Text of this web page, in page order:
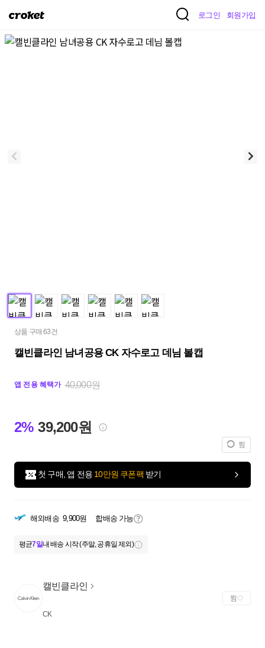
크
켓
로그인 회원가입
상품 구매 63건
캘빈클라인 남녀공용 CK 자수로고 데님 볼캡
앱 전용 혜택가 40,000원
2% 39,200원
찜
첫 구매, 앱 전용 10만원 쿠폰팩 받기
해외배송 9,900원 합배송 가능
평균7일내 배송 시작 (주말, 공휴일 제외)
캘빈클라인
CK
찜